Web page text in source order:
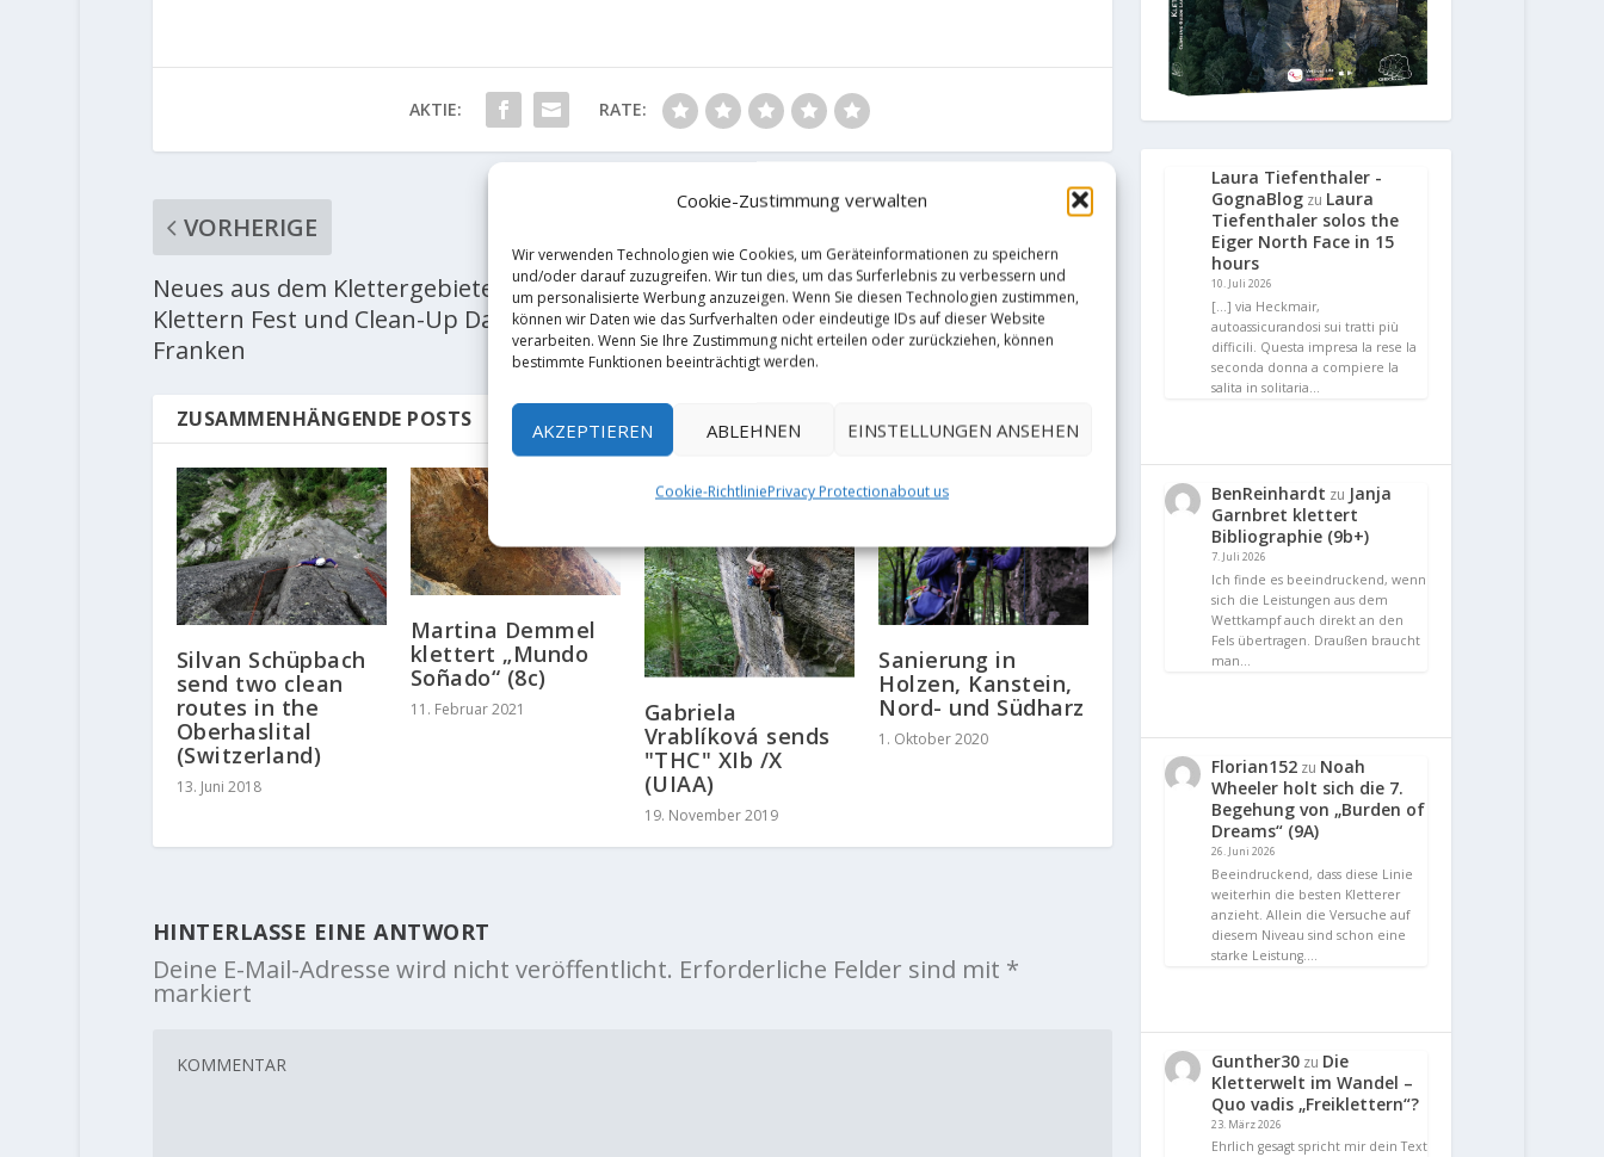
Cookie-Zustimmung verwalten
Wir verwenden Technologien wie Cookies, um Geräteinformationen zu speichern
und/oder darauf zuzugreifen. Wir tun dies, um das Surferlebnis zu verbessern und
um personalisierte Werbung anzuzeigen. Wenn Sie diesen Technologien zustimmen,
können wir Daten wie das Surfverhalten oder eindeutige IDs auf dieser Website
verarbeiten. Wenn Sie Ihre Zustimmung nicht erteilen oder zurückziehen, können
bestimmte Funktionen beeinträchtigt werden.
AKZEPTIEREN ABLEHNEN EINSTELLUNGEN ANSEHEN
Cookie-RichtliniePrivacy Protectionabout us
AKTIE: RATE:
VORHERIGE
Neues aus dem Klettergebieten: IG
Klettern Fest und Clean-Up Day in
Franken
NÄCHSTE
Deutsche Meisterschaft im Bouldern
29./30. Juni 2019
ZUSAMMENHÄNGENDE POSTS
Silvan Schüpbach
send two clean
routes in the
Oberhaslital
(Switzerland)
13. Juni 2018
Martina Demmel
klettert „Mundo
Soñado“ (8c)
11. Februar 2021
Gabriela
Vrablíková sends
"THC" XIb /X
(UIAA)
19. November 2019
Sanierung in
Holzen, Kanstein,
Nord- und Südharz
1. Oktober 2020
HINTERLASSE EINE ANTWORT
Deine E-Mail-Adresse wird nicht veröffentlicht. Erforderliche Felder sind mit *
markiert
Laura Tiefenthaler -
GognaBlog zu Laura
Tiefenthaler solos the
Eiger North Face in 15
hours
10. Juli 2026
[…] via Heckmair,
autoassicurandosi sui tratti più
difficili. Questa impresa la rese la
seconda donna a compiere la
salita in solitaria…
BenReinhardt zu Janja
Garnbret klettert
Bibliographie (9b+)
7. Juli 2026
Ich finde es beeindruckend, wenn
sich die Leistungen aus dem
Wettkampf auch direkt an den
Fels übertragen. Draußen braucht
man…
Florian152 zu Noah
Wheeler holt sich die 7.
Begehung von „Burden of
Dreams“ (9A)
26. Juni 2026
Beeindruckend, dass diese Linie
weiterhin die besten Kletterer
anzieht. Allein die Versuche auf
diesem Niveau sind schon eine
starke Leistung.…
Gunther30 zu Die
Kletterwelt im Wandel –
Quo vadis „Freiklettern“?
23. März 2026
Ehrlich gesagt spricht mir dein Text